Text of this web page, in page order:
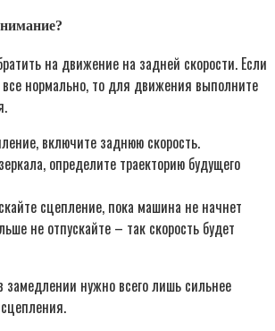
на движение на задней скорости. Если
нормально, то для движения выполните
включите заднюю скорость.
определите траекторию будущего
сцепление, пока машина не начнет
не отпускайте – так скорость будет
замедлении нужно всего лишь сильнее